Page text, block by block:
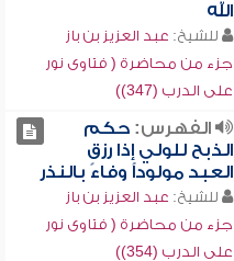
الله
للشيخ: عبد العزيز بن باز
جزء من محاضرة ( فتاوى نور
على الدرب (347))
الفهرس:حكم
الذبح للولي إذا رزق
العبد مولوداً وفاءً بالنذر
للشيخ: عبد العزيز بن باز
جزء من محاضرة ( فتاوى نور
على الدرب (354))